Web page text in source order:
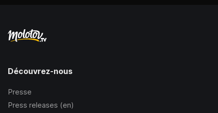
Découvrez-nous
Presse
Press releases (en)